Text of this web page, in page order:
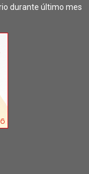
durante último mes